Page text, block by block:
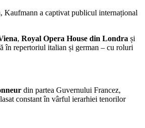
Kaufmann a captivat publicul internațional
, Royal Opera House din Londra și
în repertoriul italian și german – cu roluri
din partea Guvernului Francez,
constant în vârful ierarhiei tenorilor